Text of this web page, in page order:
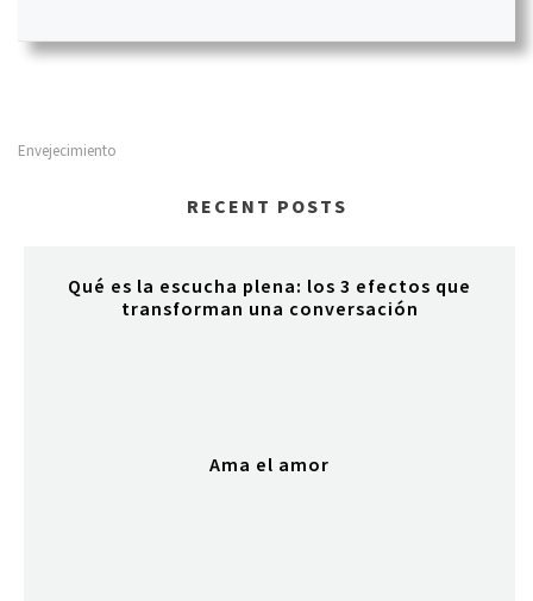
Envejecimiento
RECENT POSTS
Qué es la escucha plena: los 3 efectos que
transforman una conversación
Ama el amor